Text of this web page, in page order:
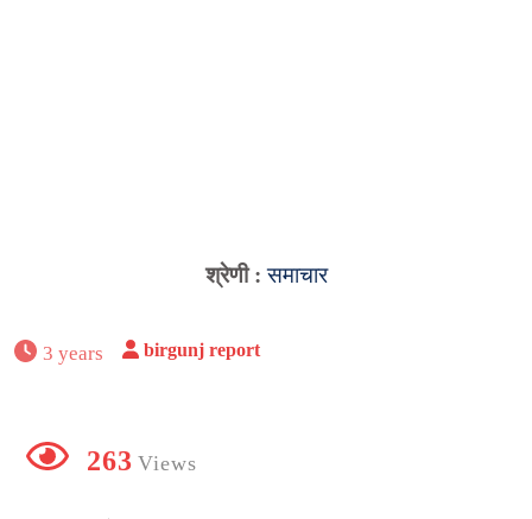
श्रेणी :समाचार
3 years birgunj report
263 Views